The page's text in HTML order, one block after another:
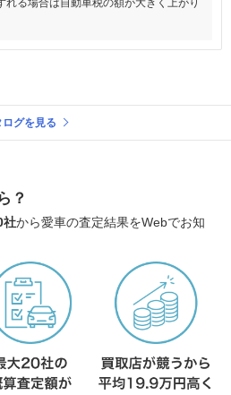
グを見る
？
社から愛車の査定結果をWebでお知